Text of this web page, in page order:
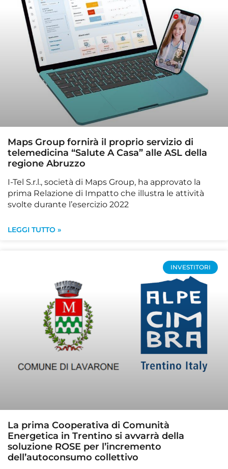
Maps Group fornirà il proprio servizio di
telemedicina “Salute A Casa” alle ASL della
regione Abruzzo
I-Tel S.r.l., società di Maps Group, ha approvato la
prima Relazione di Impatto che illustra le attività
svolte durante l’esercizio 2022
LEGGI TUTTO »
INVESTITORI
La prima Cooperativa di Comunità
Energetica in Trentino si avvarrà della
soluzione ROSE per l’incremento
dell’autoconsumo collettivo